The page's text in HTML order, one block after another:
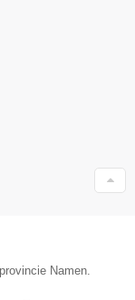
Namen.